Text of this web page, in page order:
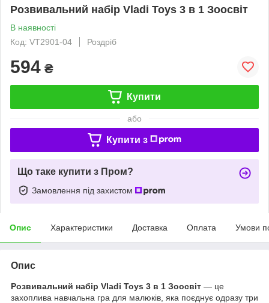
Розвивальний набір Vladi Toys 3 в 1 Зоосвіт
В наявності
Код: VT2901-04
Роздріб
594 ₴
Купити
або
Купити з
Що таке купити з Пром?
Замовлення під захистом
Опис Характеристики Доставка Оплата Умови
Опис
Розвивальний набір Vladi Toys 3 в 1 Зоосвіт — це
захоплива навчальна гра для малюків, яка поєднує одразу три